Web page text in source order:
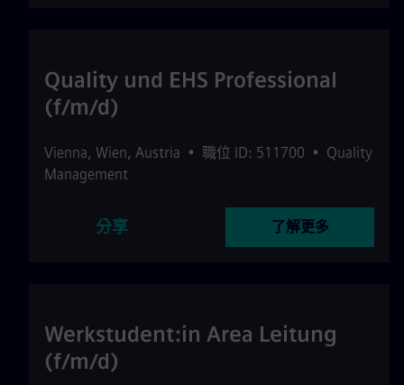
Quality und EHS Professional
(f/m/d)
Vienna, Wien, Austria • 職位 ID: 511700 • Quality
Management
分享 了解更多
Werkstudent:in Area Leitung
(f/m/d)